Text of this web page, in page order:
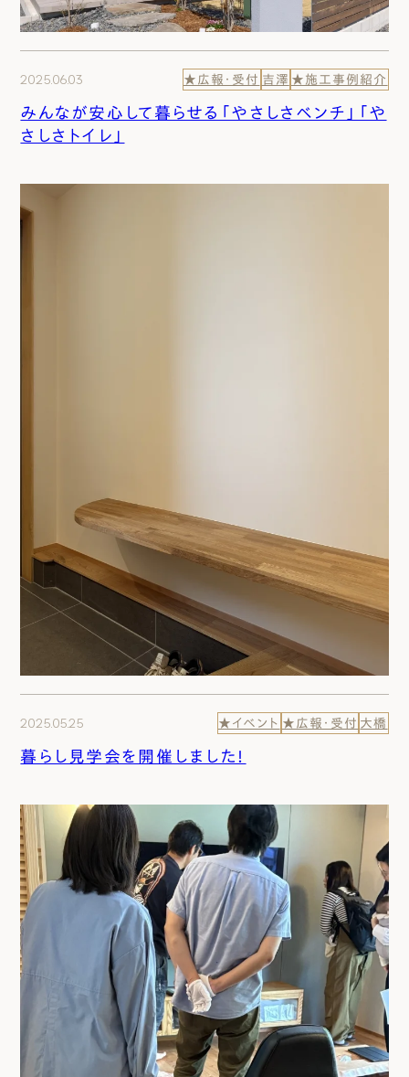
2025.06.03 ★広報・受付 吉澤 ★施工事例紹介
みんなが安心して暮らせる「やさしさベンチ」「や
さしさトイレ」
2025.05.25 ★イベント ★広報・受付 大橋
暮らし見学会を開催しました！